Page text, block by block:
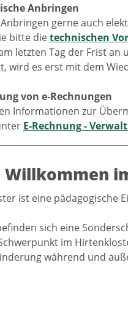
Anbringen
gerne auch
bitte dietechnischen
letzten Tag der Frist
wird es erst mit dem
von e-Rechnungen
Informationen zur
E-Rechnung -
Willkommen
ist eine pädagogische
sich eine
im
während und